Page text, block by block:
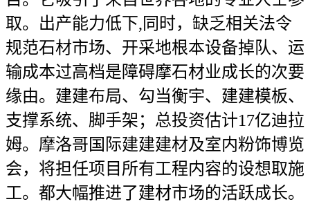
取。出产能力低下,同时，缺乏相关法令
规范石材市场、开采地根本设备掉队、运
输成本过高档是障碍摩石材业成长的次要
缘由。建建布局、勾当衡宇、建建模板、
支撑系统、脚手架；总投资估计17亿迪拉
姆。摩洛哥国际建建建材及室内粉饰博览
会，将担任项目所有工程内容的设想取施
工。都大幅推进了建材市场的活跃成长。